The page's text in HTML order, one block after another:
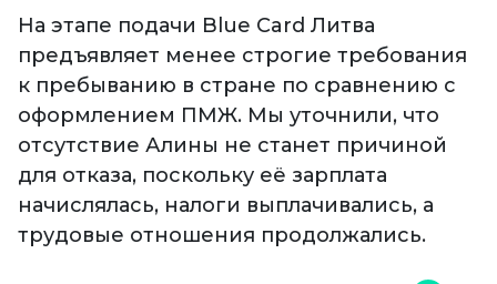
На этапе подачи Blue Card Литва
предъявляет менее строгие требования
к пребыванию в стране по сравнению с
оформлением ПМЖ. Мы уточнили, что
отсутствие Алины не станет причиной
для отказа, поскольку её зарплата
начислялась, налоги выплачивались, а
трудовые отношения продолжались.